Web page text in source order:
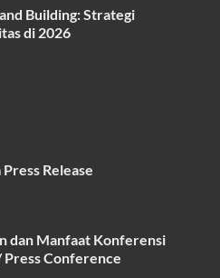
Building: Strategi
di 2026
Release
dan Manfaat Konferensi
Press Conference